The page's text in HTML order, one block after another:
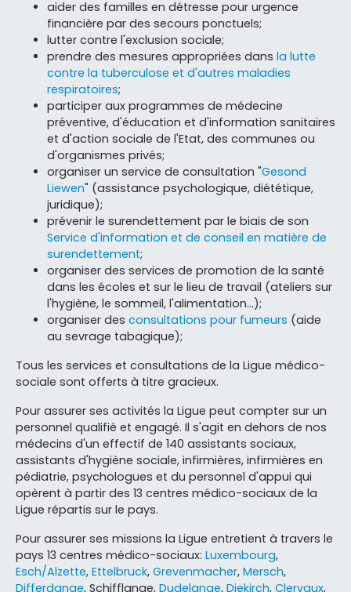
aider des familles en détresse pour urgence
financière par des secours ponctuels;
lutter contre l'exclusion sociale;
prendre des mesures appropriées dans la lutte
contre la tuberculose et d'autres maladies
respiratoires;
participer aux programmes de médecine
préventive, d'éducation et d'information sanitaires
et d'action sociale de l'Etat, des communes ou
d'organismes privés;
organiser un service de consultation "Gesond
Liewen" (assistance psychologique, diététique,
juridique);
prévenir le surendettement par le biais de son
Service d'information et de conseil en matière de
surendettement;
organiser des services de promotion de la santé
dans les écoles et sur le lieu de travail (ateliers sur
l'hygiène, le sommeil, l'alimentation…);
organiser des consultations pour fumeurs (aide
au sevrage tabagique);
Tous les services et consultations de la Ligue médico-
sociale sont offerts à titre gracieux.
Pour assurer ses activités la Ligue peut compter sur un
personnel qualifié et engagé. Il s'agit en dehors de nos
médecins d'un effectif de 140 assistants sociaux,
assistants d'hygiène sociale, infirmières, infirmières en
pédiatrie, psychologues et du personnel d'appui qui
opèrent à partir des 13 centres médico-sociaux de la
Ligue répartis sur le pays.
Pour assurer ses missions la Ligue entretient à travers le
pays 13 centres médico-sociaux: Luxembourg,
Esch/Alzette, Ettelbruck, Grevenmacher, Mersch,
Differdange, Schifflange, Dudelange, Diekirch, Clervaux,